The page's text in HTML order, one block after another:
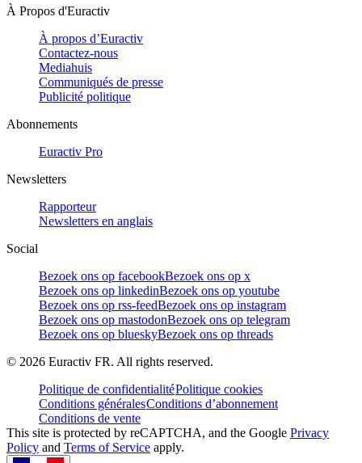
À Propos d'Euractiv
À propos d’Euractiv
Contactez-nous
Mediahuis
Communiqués de presse
Publicité politique
Abonnements
Euractiv Pro
Newsletters
Rapporteur
Newsletters en anglais
Social
Bezoek ons op facebookBezoek ons op x
Bezoek ons op linkedinBezoek ons op youtube
Bezoek ons op rss-feedBezoek ons op instagram
Bezoek ons op mastodonBezoek ons op telegram
Bezoek ons op blueskyBezoek ons op threads
© 2026 Euractiv FR. All rights reserved.
Politique de confidentialitéPolitique cookies
Conditions généralesConditions d’abonnement
Conditions de vente
This site is protected by reCAPTCHA, and the Google Privacy
Policy and Terms of Service apply.